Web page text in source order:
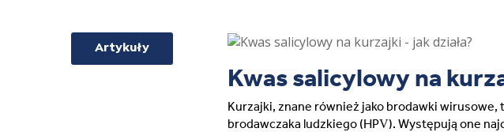
Artykuły
Kwas salicylowy na
Kurzajki, znane również jako brodawki wirusowe,
brodawczaka ludzkiego (HPV). Występują one